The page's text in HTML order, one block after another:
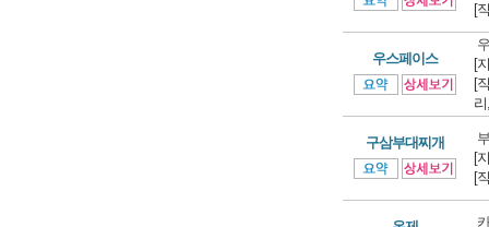
[
우스페이스
[
[
구삼부대찌개
[
[